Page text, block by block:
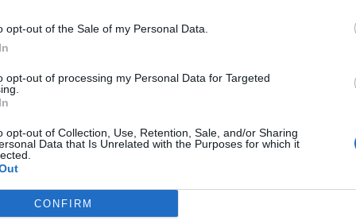
opt-out of the Sale of my Personal Data.
opt-out of processing my Personal Data for Targeted
opt-out of Collection, Use, Retention, Sale, and/or Sharing
Data that Is Unrelated with the Purposes for which it
CONFIRM
wychodzi z mieszkania, zapraszała gości, robi imprezy i
stanie upojenia alkoholowego, chodząc po klatce, ociera się o
ad